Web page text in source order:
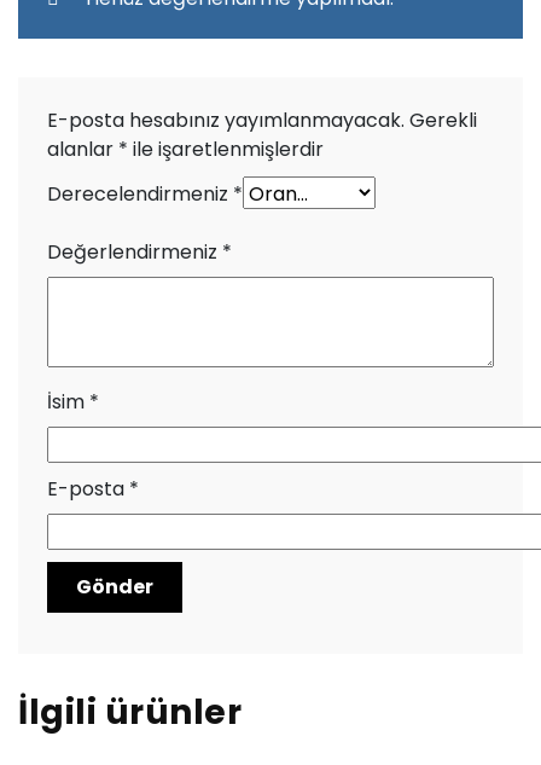
E-posta hesabınız yayımlanmayacak. Gerekli
alanlar * ile işaretlenmişlerdir
Derecelendirmeniz *
Değerlendirmeniz *
İsim *
E-posta *
İlgili ürünler